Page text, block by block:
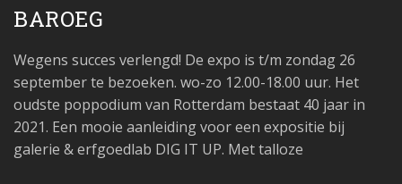
BAROEG
Wegens succes verlengd! De expo is t/m zondag 26
september te bezoeken. wo-zo 12.00-18.00 uur. Het
oudste poppodium van Rotterdam bestaat 40 jaar in
2021. Een mooie aanleiding voor een expositie bij
galerie & erfgoedlab DIG IT UP. Met talloze